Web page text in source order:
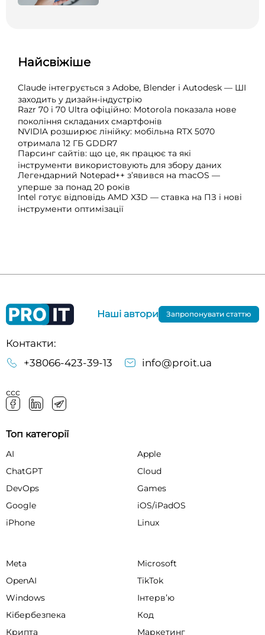
Найсвіжіше
Claude інтегрується з Adobe, Blender і Autodesk — ШІ
заходить у дизайн-індустрію
Razr 70 і 70 Ultra офіційно: Motorola показала нове
покоління складаних смартфонів
NVIDIA розширює лінійку: мобільна RTX 5070
отримала 12 ГБ GDDR7
Парсинг сайтів: що це, як працює та які
інструменти використовують для збору даних
Легендарний Notepad++ з’явився на macOS —
уперше за понад 20 років
Intel готує відповідь AMD X3D — ставка на ПЗ і нові
інструменти оптимізації
Контакти:
+38066-423-39-13
info@proit.ua
ссс
Наші автори Запропонувати статтю
Топ категорії
AI
Apple
ChatGPT
Cloud
DevOps
Games
Google
iOS/iPadOS
iPhone
Linux
Meta
Microsoft
OpenAI
TikTok
Windows
Інтервʼю
Кібербезпека
Код
Крипта
Маркетинг